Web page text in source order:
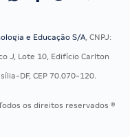
e Educação S/A, CNPJ:
J, Lote 10, Edifício Carlton
DF, CEP 70.070-120.
os direitos reservados ®